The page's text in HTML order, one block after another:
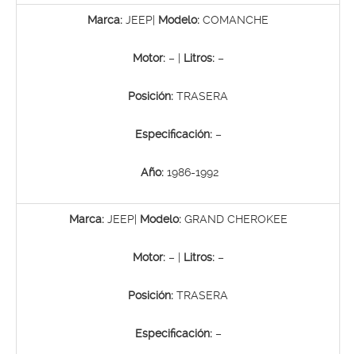
Marca: JEEP| Modelo: COMANCHE
Motor:– | Litros:–
Posición: TRASERA
Especificación: –
Año: 1986-1992
Marca:JEEP| Modelo: GRAND CHEROKEE
Motor:– | Litros:–
Posición: TRASERA
Especificación: –